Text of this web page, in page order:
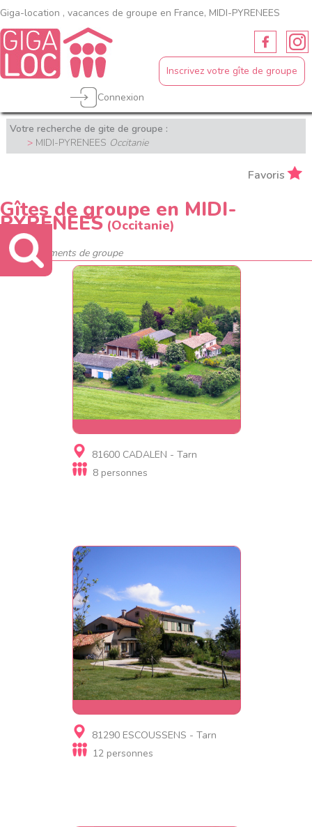
Giga-location , vacances de groupe en France, MIDI-PYRENEES
Inscrivez votre gîte de groupe
Connexion
Votre recherche de gite de groupe :
MIDI-PYRENEES Occitanie
Favoris
Gîtes de groupe en MIDI-
PYRENEES (Occitanie)
37 hébergements de groupe
Gite
Les Hangars de Piol
81600 CADALEN - Tarn
8 personnes
Gite, Chambre d'hôtes
le Mouscaillou
81290 ESCOUSSENS - Tarn
12 personnes